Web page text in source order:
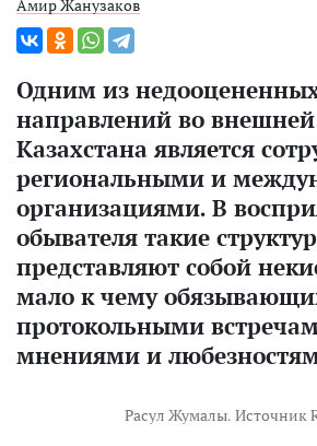
Амир Жанузаков
Одним из
направлений во
Казахстана является
региональными и
организациями. В
обывателя такие
представляют собой
мало к чему
протокольными
мнениями и
Расул Жумалы. Источник